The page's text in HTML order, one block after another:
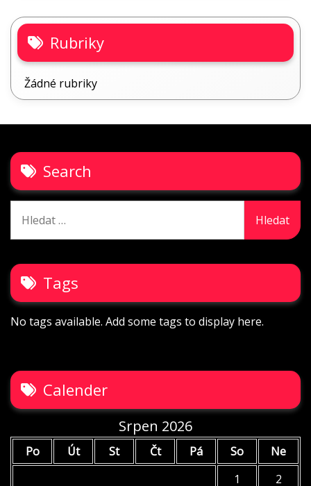
Rubriky
Žádné rubriky
Search
Tags
No tags available. Add some tags to display here.
Calender
Srpen 2026
Po Út St Čt Pá So
Ne
1
2